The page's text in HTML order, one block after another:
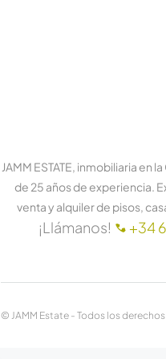
JAMM ESTATE, inmobiliaria en
de 25 años de experiencia.
venta y alquiler de pisos,
¡Llámanos! +34
© JAMM Estate - Todos los